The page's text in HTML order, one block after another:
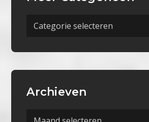
Meer
Archieven
Archieven